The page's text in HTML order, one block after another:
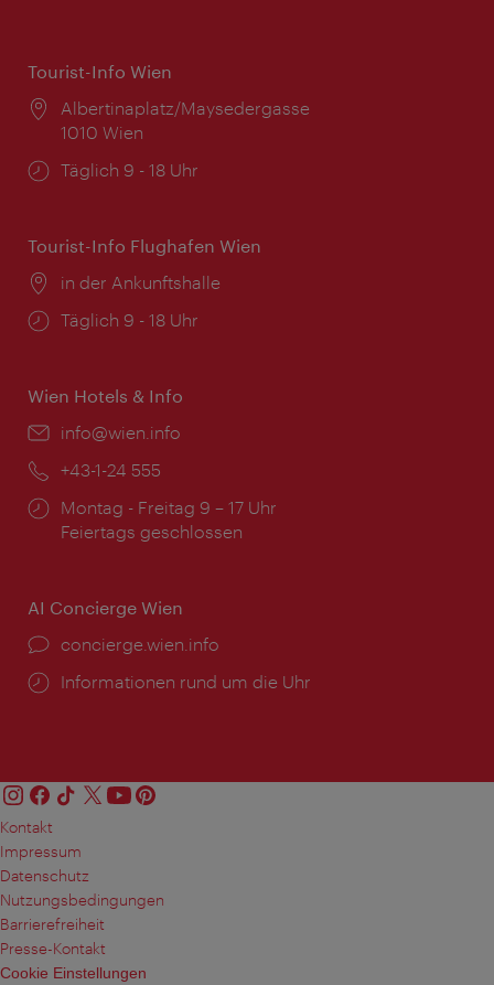
Tourist-Info Wien
Ort:
Albertinaplatz/Maysedergasse
1010 Wien
Öffnungszeiten:
Täglich 9 - 18 Uhr
Tourist-Info Flughafen Wien
Ort:
in der Ankunftshalle
Öffnungszeiten:
Täglich 9 - 18 Uhr
Wien Hotels & Info
Email:
info@wien.info
Telefon:
+43-1-24 555
Öffnungszeiten:
Montag - Freitag 9 – 17 Uhr
Feiertags geschlossen
AI Concierge Wien
Ort:
concierge.wien.info
Öffnungszeiten:
Informationen rund um die Uhr
Kontakt
Impressum
Datenschutz
Nutzungsbedingungen
Barrierefreiheit
Presse-Kontakt
Cookie Einstellungen